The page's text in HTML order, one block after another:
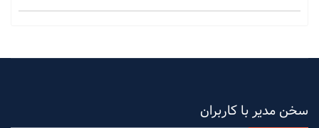
سخن مدیر با کاربران